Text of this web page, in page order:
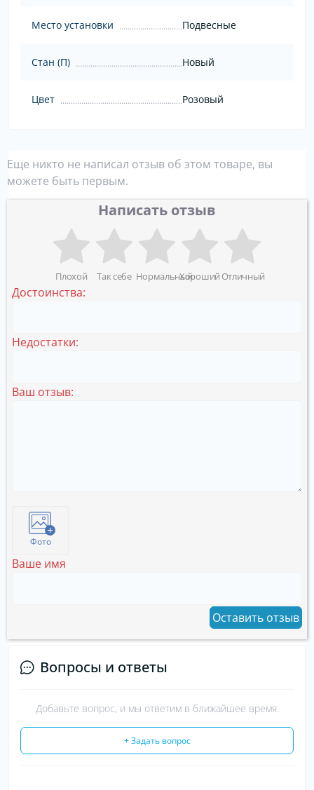
Место установки Подвесные
Стан (П) Новый
Цвет Розовый
Еще никто не написал отзыв об этом товаре, вы
можете быть первым.
Написать отзыв
Плохой Так себе НормальныйХороший Отличный
Достоинства:
Недостатки:
Ваш отзыв:
Фото
Ваше имя
Оставить отзыв
Вопросы и ответы
Добавьте вопрос, и мы ответим в ближайшее время.
+ Задать вопрос